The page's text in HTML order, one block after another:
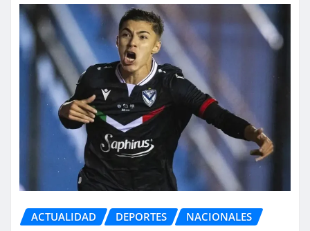
ACTUALIDAD DEPORTES NACIONALES